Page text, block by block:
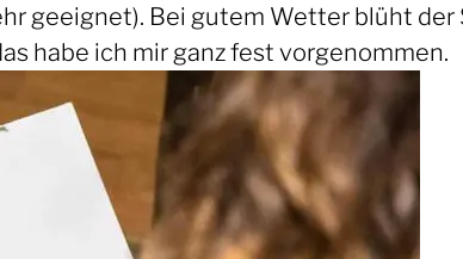
geeignet). Bei gutem Wetter blüht der
habe ich mir ganz fest vorgenommen.